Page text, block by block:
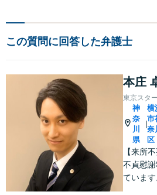
この質問に回答した弁護士
本庄
東京スタ
神
奈
川
県
横
市
奈
区
【来所
不貞慰
ています